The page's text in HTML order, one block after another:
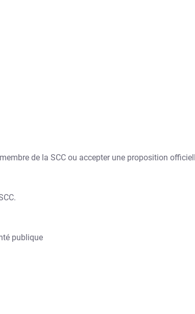
de la SCC ou accepter une proposition
publique